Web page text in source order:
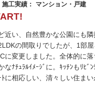
施工実績： マンション・戸建
近い、自然豊かな公園にも隣
の間取りでしたが、1部屋
に変更しました。全体的に
なﾅﾁｭﾗﾙｲﾒｰｼﾞに。ｷｯﾁﾝもﾘﾋ
ﾄに相応しい、清々しい住ま